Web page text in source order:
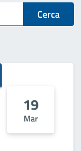
Cerca
19
Mar